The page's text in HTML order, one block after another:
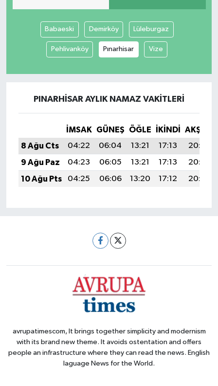
Babaeski Demirköy Lüleburgaz
Pehlivanköy Pınarhisar Vize
PINARHISAR AYLIK NAMAZ VAKITLERI
İMSAK GÜNEŞ ÖĞLE İKINDI
AKŞAM
8 Ağu Cts
04:22 06:04 13:21 17:13
20:27
9 Ağu Paz
04:23 06:05 13:21 17:13
20:26
10 Ağu Pts
04:25 06:06 13:20 17:12 20:25
avrupatimescom, It brings together simplicity and modernism
with its brand new theme. It avoids ostentation and offers
people an infrastructure where they can read the news. English
laguage News for the World.